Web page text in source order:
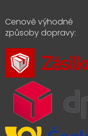
Cenově výhodné
způsoby dopravy: